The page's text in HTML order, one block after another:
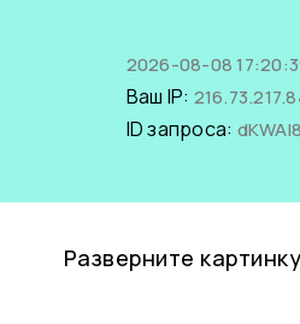
2026-08-08
Ваш IP:
ID запроса:
Разверните